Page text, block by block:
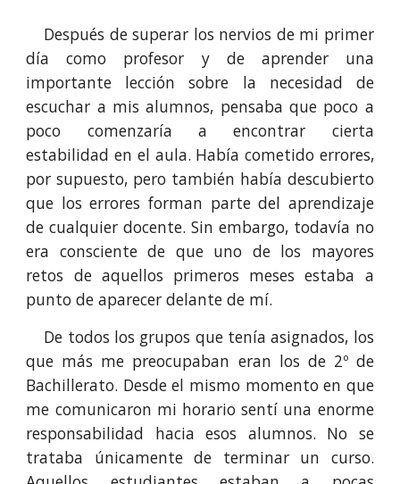
Después de superar los nervios de mi primer
día como profesor y de aprender una
importante lección sobre la necesidad de
escuchar a mis alumnos, pensaba que poco a
poco comenzaría a encontrar cierta
estabilidad en el aula. Había cometido errores,
por supuesto, pero también había descubierto
que los errores forman parte del aprendizaje
de cualquier docente. Sin embargo, todavía no
era consciente de que uno de los mayores
retos de aquellos primeros meses estaba a
punto de aparecer delante de mí.
De todos los grupos que tenía asignados, los
que más me preocupaban eran los de 2º de
Bachillerato. Desde el mismo momento en que
me comunicaron mi horario sentí una enorme
responsabilidad hacia esos alumnos. No se
trataba únicamente de terminar un curso.